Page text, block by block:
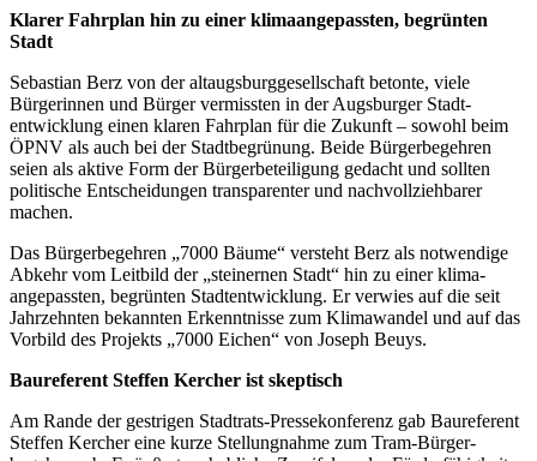
Klarer Fahrplan hin zu einer klimaangepassten, begrünten
Stadt
Sebastian Berz von der altaugsburg­gesellschaft betonte, viele
Bürgerinnen und Bürger vermissten in der Augsburger Stadt­
entwicklung einen klaren Fahrplan für die Zukunft – sowohl beim
ÖPNV als auch bei der Stadt­begrünung. Beide Bürgerbegehren
seien als aktive Form der Bürger­beteiligung gedacht und sollten
politische Entscheidungen trans­parenter und nachvoll­ziehbarer
machen.
Das Bürgerbegehren „7000 Bäume“ versteht Berz als notwendige
Abkehr vom Leitbild der „steinernen Stadt“ hin zu einer klima­
angepassten, begrünten Stadt­entwicklung. Er verwies auf die seit
Jahrzehnten bekannten Erkenntnisse zum Klimawandel und auf das
Vorbild des Projekts „7000 Eichen“ von Joseph Beuys.
Baureferent Steffen Kercher ist skeptisch
Am Rande der gestrigen Stadtrats-Pressekonferenz gab Baureferent
Steffen Kercher eine kurze Stellungnahme zum Tram-Bürger­